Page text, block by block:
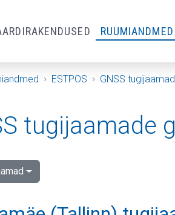
RUUMIANDMED
ESTPOS GNSS
tugijaamade